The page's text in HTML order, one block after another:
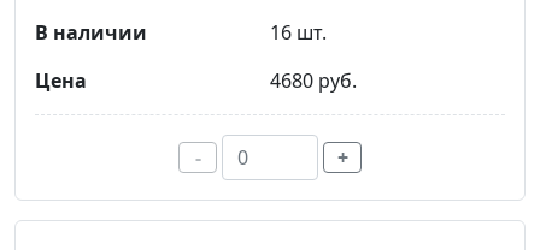
16 шт.
4680 руб.
- +